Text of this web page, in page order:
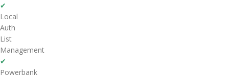
✔
Local
Auth
List
Management
✔
Powerbank